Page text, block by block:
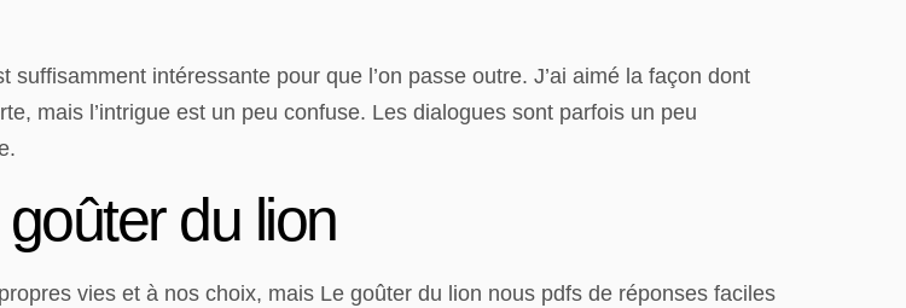
intéressante pour que l’on passe outre. J’ai aimé la façon dont
mais l’intrigue est un peu confuse. Les dialogues sont parfois un peu
du lion
vies et à nos choix, mais Le goûter du lion nous pdfs de réponses faciles